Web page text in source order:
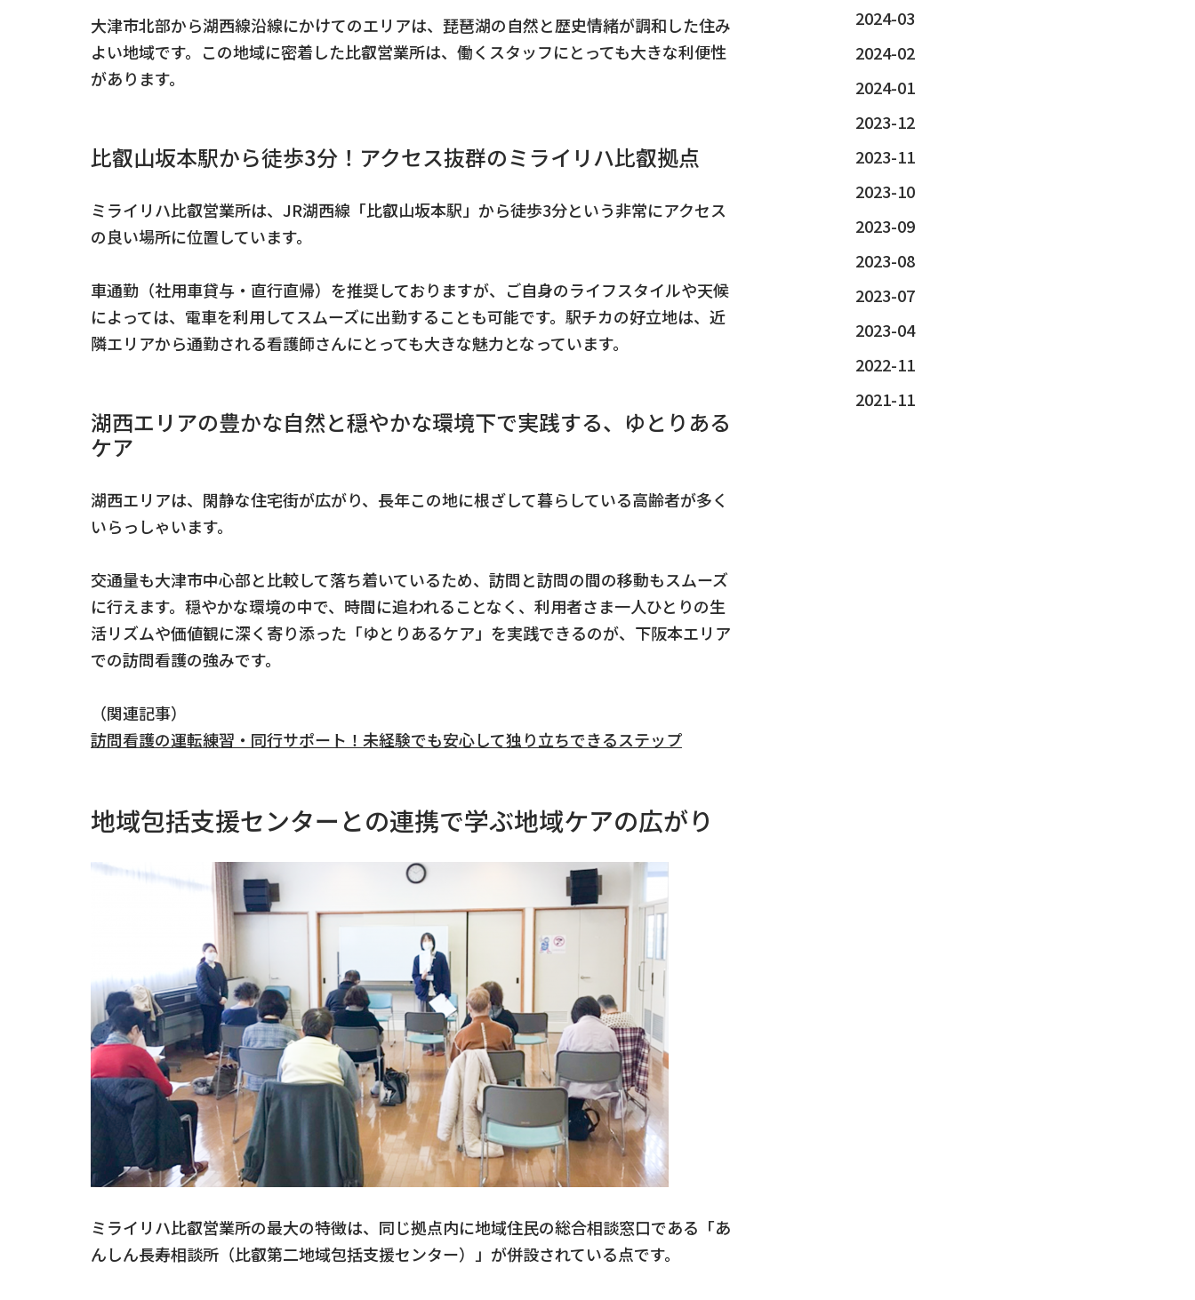
大津市北部から湖西線沿線にかけてのエリアは、琵琶湖の自然と歴史情緒が調和した住み
よい地域です。この地域に密着した比叡営業所は、働くスタッフにとっても大きな利便性
があります。
比叡山坂本駅から徒歩3分！アクセス抜群のミライリハ比叡拠点
ミライリハ比叡営業所は、JR湖西線「比叡山坂本駅」から徒歩3分という非常にアクセス
の良い場所に位置しています。
車通勤（社用車貸与・直行直帰）を推奨しておりますが、ご自身のライフスタイルや天候
によっては、電車を利用してスムーズに出勤することも可能です。駅チカの好立地は、近
隣エリアから通勤される看護師さんにとっても大きな魅力となっています。
湖西エリアの豊かな自然と穏やかな環境下で実践する、ゆとりある
ケア
湖西エリアは、閑静な住宅街が広がり、長年この地に根ざして暮らしている高齢者が多く
いらっしゃいます。
交通量も大津市中心部と比較して落ち着いているため、訪問と訪問の間の移動もスムーズ
に行えます。穏やかな環境の中で、時間に追われることなく、利用者さま一人ひとりの生
活リズムや価値観に深く寄り添った「ゆとりあるケア」を実践できるのが、下阪本エリア
での訪問看護の強みです。
（関連記事）
訪問看護の運転練習・同行サポート！未経験でも安心して独り立ちできるステップ
地域包括支援センターとの連携で学ぶ地域ケアの広がり
ミライリハ比叡営業所の最大の特徴は、同じ拠点内に地域住民の総合相談窓口である「あ
んしん長寿相談所（比叡第二地域包括支援センター）」が併設されている点です。
2024-03
2024-02
2024-01
2023-12
2023-11
2023-10
2023-09
2023-08
2023-07
2023-04
2022-11
2021-11